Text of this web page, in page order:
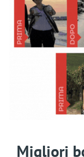
Migliori